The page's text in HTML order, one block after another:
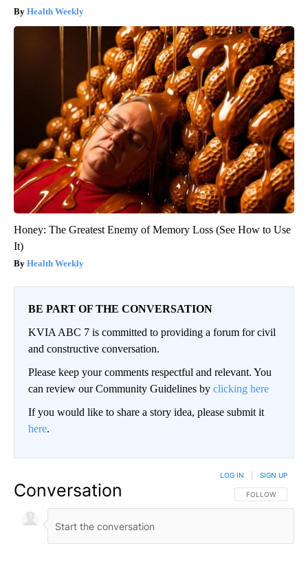
Health Weekly
Honey: The Greatest Enemy of Memory Loss (See How to Use
It)
Health Weekly
BE PART OF THE CONVERSATION
KVIA ABC 7 is committed to providing a forum for civil
and constructive conversation.
Please keep your comments respectful and relevant. You
can review our Community Guidelines by clicking here
If you would like to share a story idea, please submit it
here.
Conversation FOLLOW THIS
FOLLOW
LOG IN SIGN UP